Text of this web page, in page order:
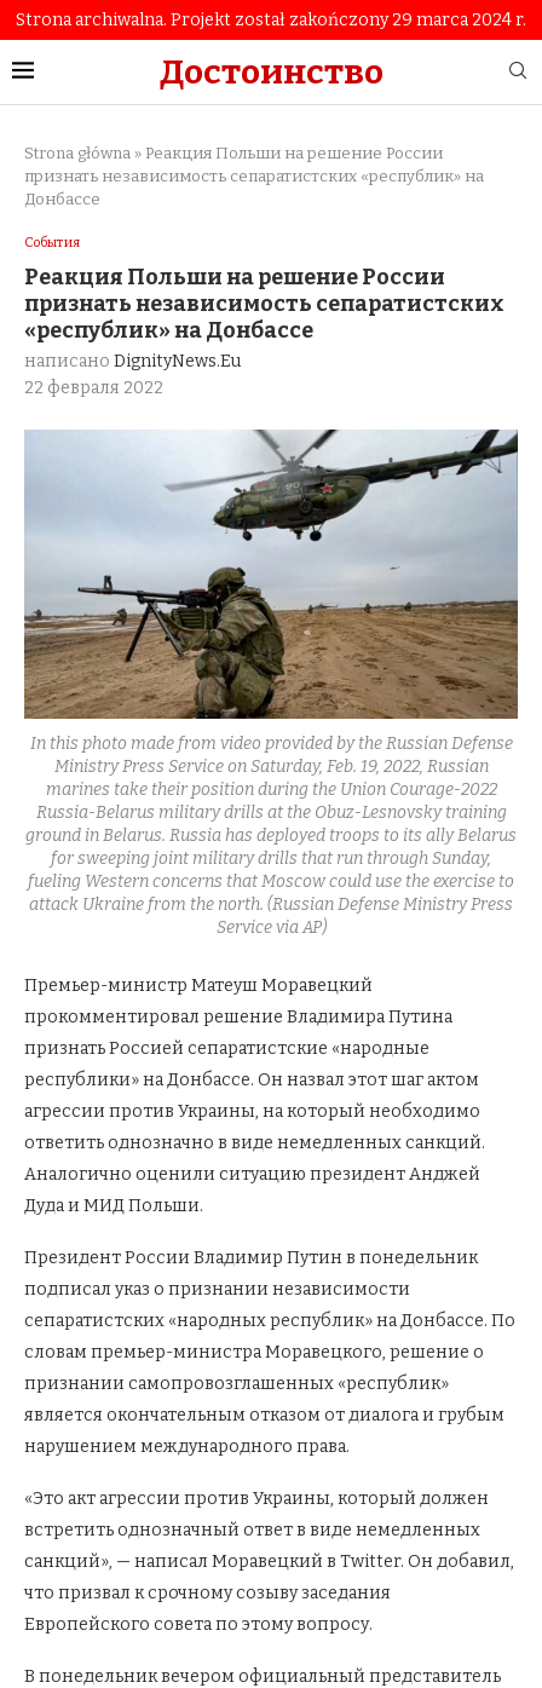
Strona archiwalna. Projekt został zakończony 29 marca 2024 r.
Достоинство
Strona główna » Реакция Польши на решение России
признать независимость сепаратистских «республик» на
Донбассе
События
Реакция Польши на решение России
признать независимость сепаратистских
«республик» на Донбассе
написано DignityNews.eu
22 февраля 2022
In this photo made from video provided by the Russian Defense
Ministry Press Service on Saturday, Feb. 19, 2022, Russian
marines take their position during the Union Courage-2022
Russia-Belarus military drills at the Obuz-Lesnovsky training
ground in Belarus. Russia has deployed troops to its ally Belarus
for sweeping joint military drills that run through Sunday,
fueling Western concerns that Moscow could use the exercise to
attack Ukraine from the north. (Russian Defense Ministry Press
Service via AP)
Премьер-министр Матеуш Моравецкий
прокомментировал решение Владимира Путина
признать Россией сепаратистские «народные
республики» на Донбассе. Он назвал этот шаг актом
агрессии против Украины, на который необходимо
ответить однозначно в виде немедленных санкций.
Аналогично оценили ситуацию президент Анджей
Дуда и МИД Польши.
Президент России Владимир Путин в понедельник
подписал указ о признании независимости
сепаратистских «народных республик» на Донбассе. По
словам премьер-министра Моравецкого, решение о
признании самопровозглашенных «республик»
является окончательным отказом от диалога и грубым
нарушением международного права.
«Это акт агрессии против Украины, который должен
встретить однозначный ответ в виде немедленных
санкций», — написал Моравецкий в Twitter. Он добавил,
что призвал к срочному созыву заседания
Европейского совета по этому вопросу.
В понедельник вечером официальный представитель